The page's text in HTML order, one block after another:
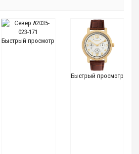
Быстрый просмотр
Быстрый просмотр